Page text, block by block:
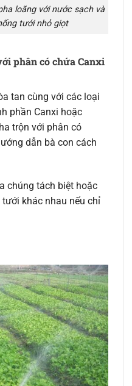
loãng với nước sạch và
tưới nhỏ giọt
phân có chứa Canxi
tan cùng với các loại
phần Canxi hoặc
trộn với phân có
dẫn bà con cách
chúng tách biệt hoặc
khác nhau nếu chỉ